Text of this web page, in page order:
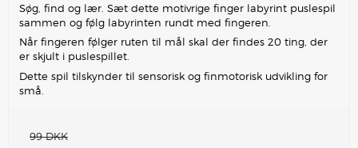
Søg, find og lær. Sæt dette motivrige finger labyrint puslespil
sammen og følg labyrinten rundt med fingeren.
Når fingeren følger ruten til mål skal der findes 20 ting, der
er skjult i puslespillet.
Dette spil tilskynder til sensorisk og finmotorisk udvikling for
små.
99 DKK